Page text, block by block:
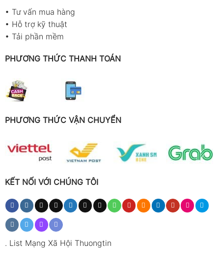
• Tư vấn mua hàng
• Hỗ trợ kỹ thuật
• Tải phần mềm
PHƯƠNG THỨC THANH TOÁN
PHƯƠNG THỨC VẬN CHUYỂN
KẾT NỐI VỚI CHÚNG TÔI
. List Mạng Xã Hội Thuongtin